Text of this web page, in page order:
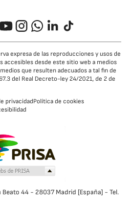
InstagramWhatsappLinkedIn
TikTok
expresa de las reproducciones y usos de
accesibles desde este sitio web a medios
que resulten adecuados a tal fin de
del Real Decreto-ley 24/2021, de 2 de
privacidadPolítica de cookies
Beato 44 - 28037 Madrid [España] - Tel.